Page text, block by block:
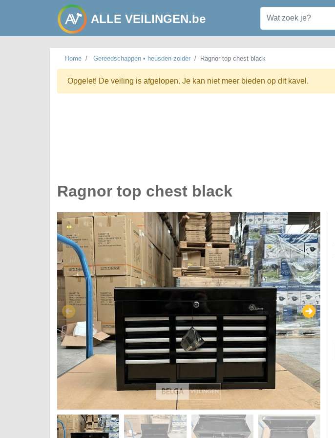
ALLE VEILINGEN.be
Home Gereedschappen • heusden-zolder Ragnor top chest black
Opgelet! De veiling is afgelopen. Je kan niet meer bieden op dit kavel.
Ragnor top chest black